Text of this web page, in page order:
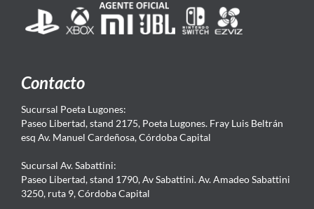
Contacto
Sucursal Poeta Lugones:
Paseo Libertad, stand 2175, Poeta Lugones. Fray Luis Beltrán
esq Av. Manuel Cardeñosa, Córdoba Capital
Sucursal Av. Sabattini:
Paseo Libertad, stand 1790, Av Sabattini. Av. Amadeo Sabattini
3250, ruta 9, Córdoba Capital